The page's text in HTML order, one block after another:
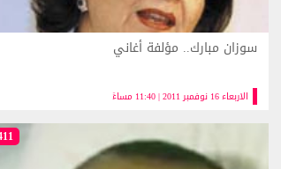
الاربعاء 16 نوفمبر 2011 | 11:40 مساءً
سوزان مبارك.. مؤلفة أغاني